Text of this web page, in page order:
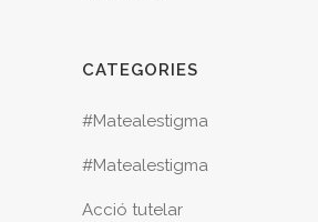
CATEGORIES
#Matealestigma
#Matealestigma
Acció tutelar